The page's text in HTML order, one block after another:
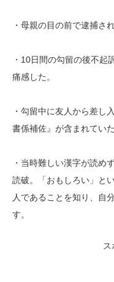
・母親の目の前で逮捕さ
・10日間の勾留の後不起
痛感した。
・勾留中に友人から差し
書係補佐』が含まれていた
・当時難しい漢字が読め
読破。「おもしろい」と
人であることを知り、自
す。
ス